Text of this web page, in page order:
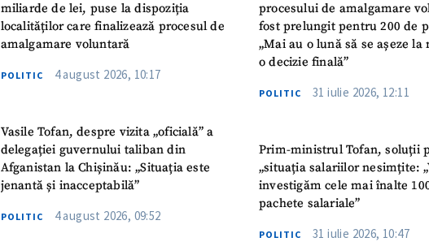
miliarde de lei, puse la dispoziția
localităților care finalizează procesul de
amalgamare voluntară
POLITIC 4 august 2026, 10:17
Vasile Tofan, despre vizita „oficială” a
delegației guvernului taliban din
Afganistan la Chișinău: „Situația este
jenantă și inacceptabilă”
POLITIC 4 august 2026, 09:52
procesului de amalgamare
fost prelungit pentru 200 de
„Mai au o lună să se așeze la
o decizie finală”
POLITIC 31 iulie 2026, 12:11
Prim-ministrul Tofan, soluții
„situația salariilor nesimțite:
investigăm cele mai înalte
pachete salariale”
POLITIC 31 iulie 2026, 10:47